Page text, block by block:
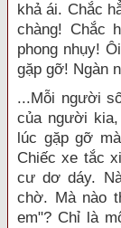
khả ái. Chắc
chàng! Chắc
phong nhụy!
gặp gỡ! Ngàn
...Mỗi người
của người
lúc gặp gỡ
Chiếc xe tắc
cư dơ dáy.
chờ. Mà nào
em"? Chỉ là